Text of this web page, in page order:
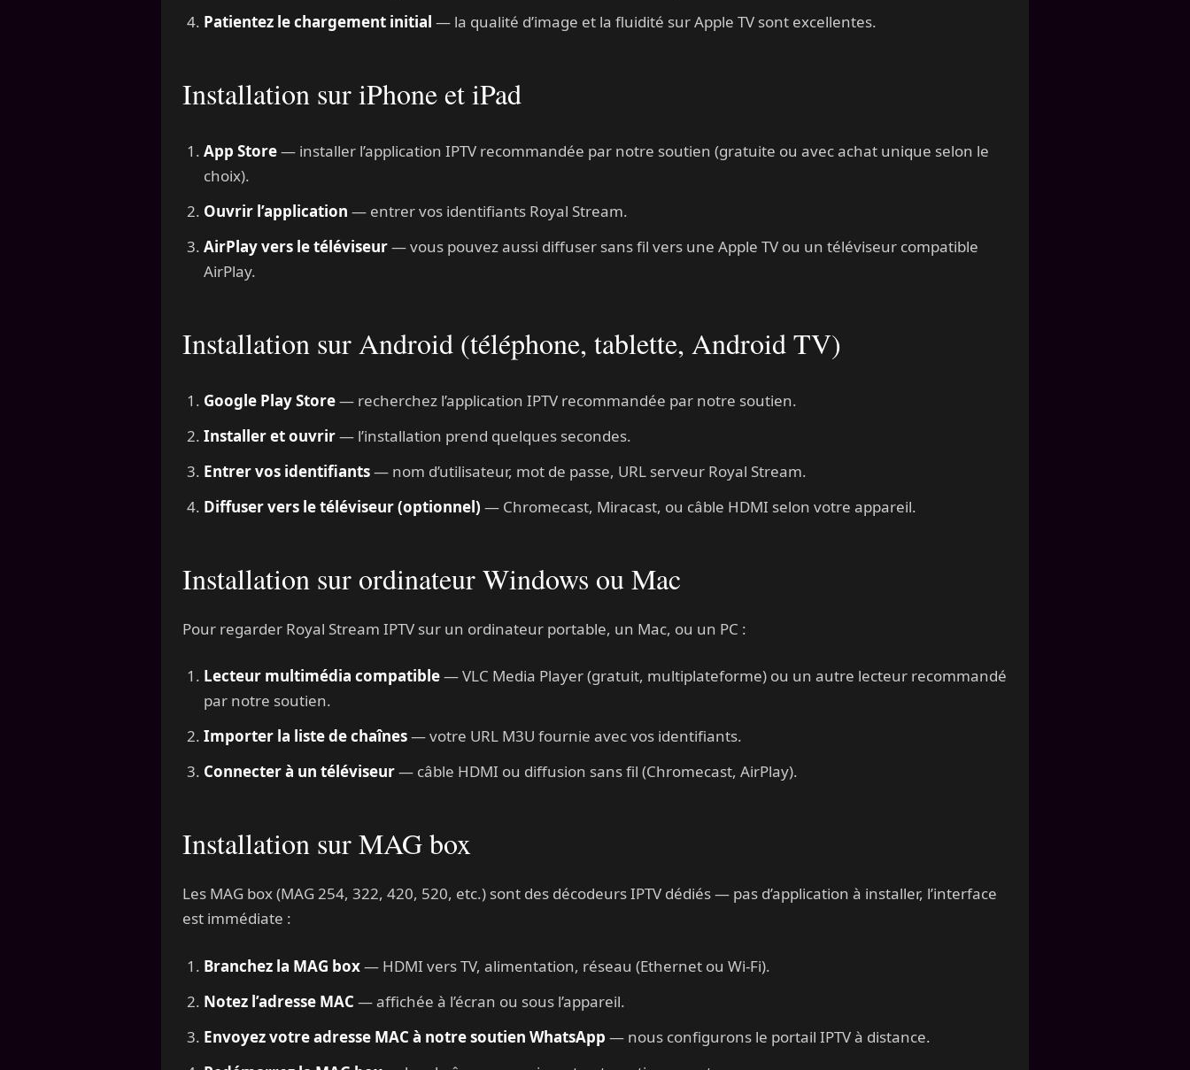
Patientez le chargement initial — la qualité d’image et la fluidité sur Apple TV sont excellentes.
Installation sur iPhone et iPad
App Store— installer l’application IPTV recommandée par notre soutien (gratuite ou avec achat unique selon le
choix).
Ouvrir l’application — entrer vos identifiants Royal Stream.
AirPlay vers le téléviseur— vous pouvez aussi diffuser sans fil vers une Apple TV ou un téléviseur compatible
AirPlay.
Installation sur Android (téléphone, tablette, Android TV)
Google Play Store— recherchez l’application IPTV recommandée par notre soutien.
Installer et ouvrir— l’installation prend quelques secondes.
Entrer vos identifiants— nom d’utilisateur, mot de passe, URL serveur Royal Stream.
Diffuser vers le téléviseur (optionnel) — Chromecast, Miracast, ou câble HDMI selon votre appareil.
Installation sur ordinateur Windows ou Mac
Pour regarder Royal Stream IPTV sur un ordinateur portable, un Mac, ou un PC :
Lecteur multimédia compatible— VLC Media Player (gratuit, multiplateforme) ou un autre lecteur recommandé
par notre soutien.
Importer la liste de chaînes— votre URL M3U fournie avec vos identifiants.
Connecter à un téléviseur— câble HDMI ou diffusion sans fil (Chromecast, AirPlay).
Installation sur MAG box
Les MAG box (MAG 254, 322, 420, 520, etc.) sont des décodeurs IPTV dédiés — pas d’application à installer, l’interface
est immédiate :
Branchez la MAG box— HDMI vers TV, alimentation, réseau (Ethernet ou Wi-Fi).
Notez l’adresse MAC — affichée à l’écran ou sous l’appareil.
Envoyez votre adresse MAC à notre soutien WhatsApp — nous configurons le portail IPTV à distance.